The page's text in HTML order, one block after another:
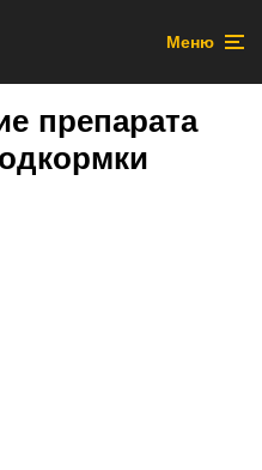
Меню
препарата